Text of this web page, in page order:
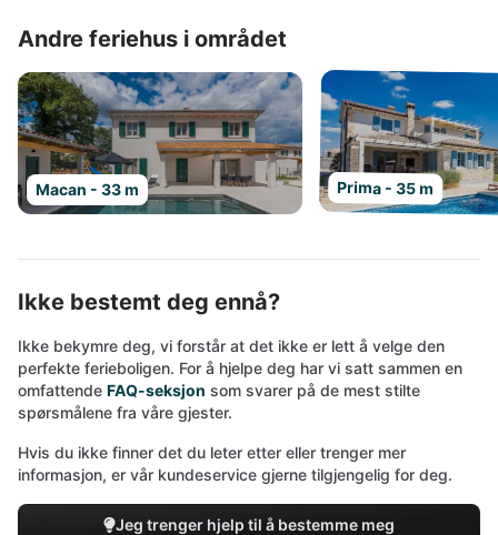
Andre feriehus i området
Macan - 33 m Prima - 35 m
Ikke bestemt deg ennå?
Ikke bekymre deg, vi forstår at det ikke er lett å velge den
perfekte ferieboligen. For å hjelpe deg har vi satt sammen en
omfattende FAQ-seksjon som svarer på de mest stilte
spørsmålene fra våre gjester.
Hvis du ikke finner det du leter etter eller trenger mer
informasjon, er vår kundeservice gjerne tilgjengelig for deg.
Jeg trenger hjelp til å bestemme meg